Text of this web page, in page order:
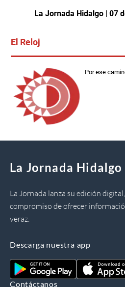
La Jornada Hidalgo | 07
El Reloj
Por ese
La Jornada Hidalgo
La Jornada lanza su edición
compromiso de ofrecer
veraz.
Descarga nuestra app
Contáctanos